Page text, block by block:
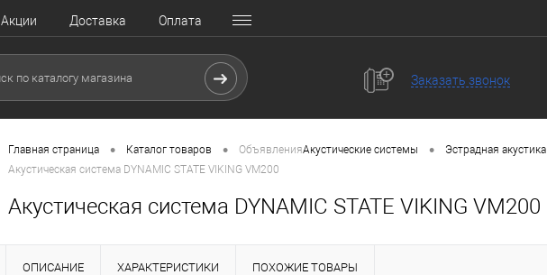
Акции Доставка Оплата
Заказать звонок
Главная страница • Каталог товаров • ОбъявленияАкустические системы • Эстрадная акустика
Акустическая система DYNAMIC STATE VIKING VM200
Акустическая система DYNAMIC STATE VIKING VM200
ОПИСАНИЕ ХАРАКТЕРИСТИКИ ПОХОЖИЕ ТОВАРЫ